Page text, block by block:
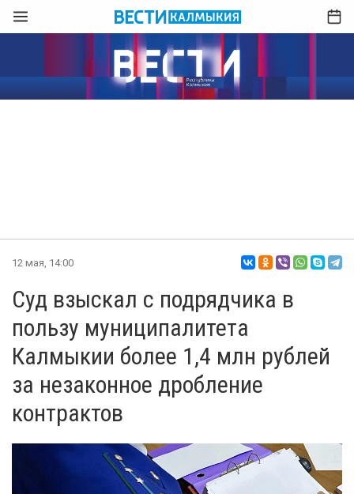
12 мая, 14:00
Суд взыскал с подрядчика в
пользу муниципалитета
Калмыкии более 1,4 млн рублей
за незаконное дробление
контрактов